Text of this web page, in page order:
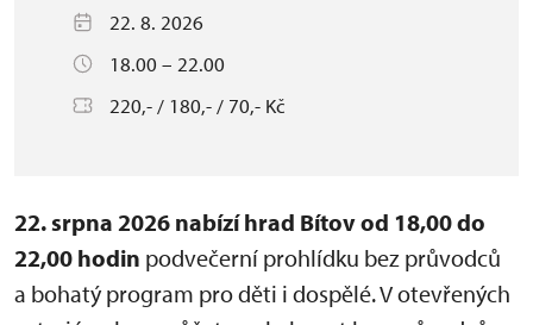
22. 8. 2026
18.00 – 22.00
220,- / 180,- / 70,- Kč
22. srpna 2026 nabízí hrad Bítov od 18,00 do
22,00 hodin podvečerní prohlídku bez průvodců
a bohatý program pro děti i dospělé. V otevřených